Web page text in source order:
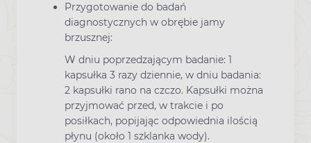
Przygotowanie do badań
diagnostycznych w obrębie jamy
brzusznej:
W dniu poprzedzającym badanie: 1
kapsułka 3 razy dziennie, w dniu badania:
2 kapsułki rano na czczo. Kapsułki można
przyjmować przed, w trakcie i po
posiłkach, popijając odpowiednia ilością
płynu (około 1 szklanka wody).